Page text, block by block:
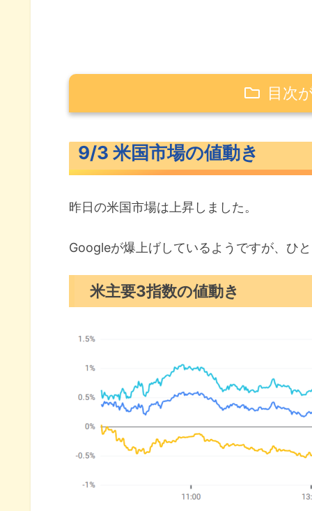
目次
米主要3指数の値動き
S&P500ヒートマップ
セクター別パフォーマンス
S&P500チャート分析
米国市場のトピックス
アップルがAI搭載検索ツールを
求人件数10ヶ月ぶりの水準に落
9月の注目イベントについて
まとめ
9/3 米国市場の値動き
昨日の米国市場は上昇しました。
Googleが爆上げしているようですが、ひ
米主要3指数の値動き